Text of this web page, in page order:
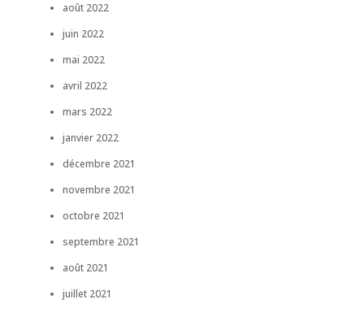
août 2022
juin 2022
mai 2022
avril 2022
mars 2022
janvier 2022
décembre 2021
novembre 2021
octobre 2021
septembre 2021
août 2021
juillet 2021